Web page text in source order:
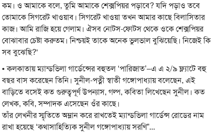
কম। ও আমাকে বলে, তুমি আমাকে শেক্সপিয়র পড়াবে? যদি পড়াও তবে
তোমাকে সিগরেট খাওয়াব। সিগরেট খাওয়া তখন আমার কাছে বিলাসিতার
কাজ। আমি রাজি হয়ে গেলাম। ঐসব নোটস-ফোটস থেকে ওকে শেক্সপিয়র
বোঝাবার চেষ্টা করুতম। নিশ্চয়ই তাকে অনেক ভুলভাল বুঝিয়েছি। নিজেই কি
সব বুঝেছি?'
• কলকাতায় ম্যান্ডভিলা গার্ডেন্সের বহুতল ‘‌পারিজাত’–‌এ এ ২/৯ ফ্ল্যাটে বহু
বছর বাস করেছেন তিনি। সুনীল-পত্নী স্বাতী গঙ্গোপাধ্যায় বলেছেন, এই
বাড়িতে বসেই কত গুরুত্বপূর্ণ উপন্যাস, গল্প, কবিতা লিখেছেন সুনীল। কত
লেখক, কবি, সম্পাদক এসেছেন ওঁর কাছে।
তাঁর লেখনীর স্মৃতিতে অম্লান করে রাখতেই ম্যান্ডভিলা গার্ডেন্স রোডের নাম
রাখা হয়েছে ‘কথাসাহিত্যিক সুনীল গঙ্গোপাধ্যায় সরণি”...